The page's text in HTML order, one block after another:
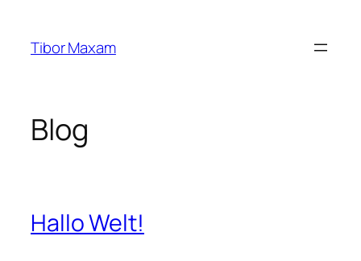
springen
Tibor Maxam
Blog
Hallo Welt!